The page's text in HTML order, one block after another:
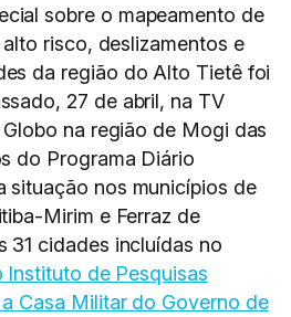
sobre o mapeamento de
risco, deslizamentos e
da região do Alto Tietê foi
27 de abril, na TV
na região de Mogi das
do Programa Diário
situação nos municípios de
Mirim e Ferraz de
31 cidades incluídas no
de Pesquisas
Casa Militar do Governo de